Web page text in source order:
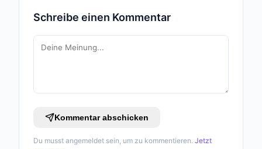
Schreibe einen Kommentar
Kommentar abschicken
Du musst angemeldet sein, um zu kommentieren. Jetzt